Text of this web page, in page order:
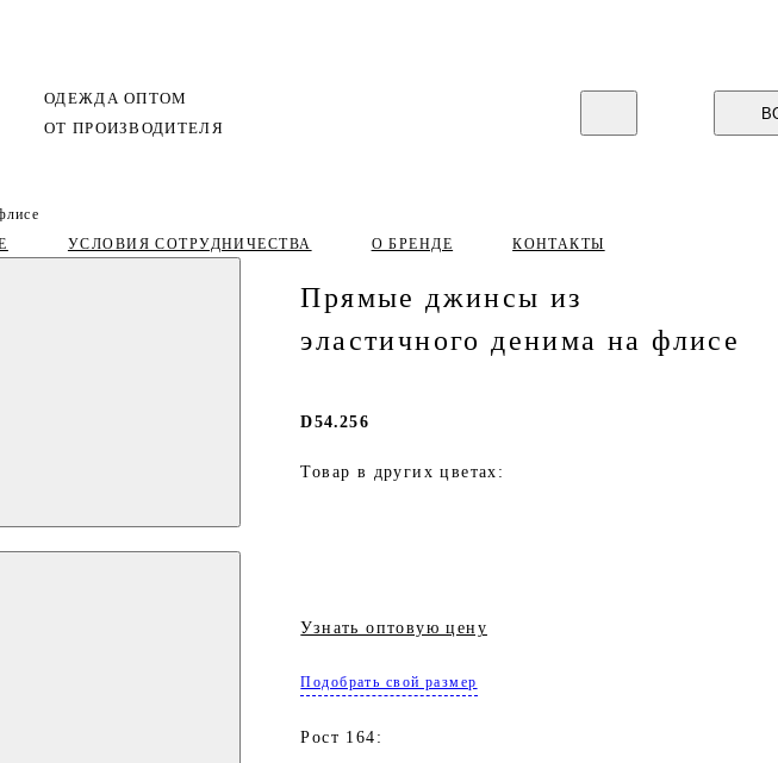
ОДЕЖДА ОПТОМ
ОТ ПРОИЗВОДИТЕЛЯ
УСЛОВИЯ СОТРУДНИЧЕСТВА О БРЕНДЕ КОНТАКТЫ
Прямые джинсы из
эластичного денима на флисе
D54.256
Товар в других цветах:
Узнать оптовую цену
Подобрать свой размер
Рост 164: